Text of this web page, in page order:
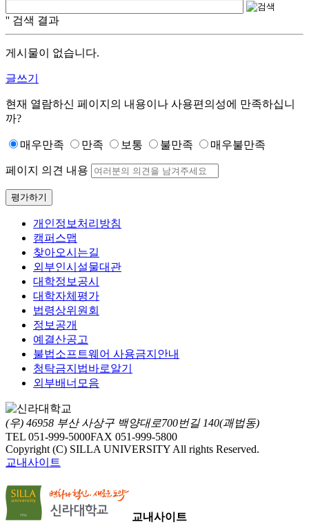
'' 검색 결과
게시물이 없습니다.
글쓰기
현재 열람하신 페이지의 내용이나 사용편의성에 만족하십니
까?
매우만족 만족 보통 불만족 매우불만족
페이지 의견 내용
평가하기
개인정보처리방침
캠퍼스맵
찾아오시는길
외부인시설물대관
대학정보공시
대학자체평가
법령상위원회
정보공개
예결산공고
불법소프트웨어 사용금지안내
청탁금지법바로알기
외부배너모음
(우) 46958 부산 사상구 백양대로700번길 140(괘법동)
TEL 051-999-5000FAX 051-999-5800
Copyright (C) SILLA UNIVERSITY All rights Reserved.
교내사이트
교내사이트